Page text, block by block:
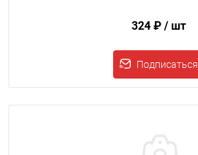
324 ₽ / шт
Подписаться